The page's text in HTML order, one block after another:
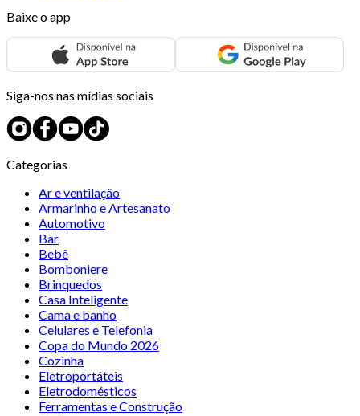
Baixe o app
Siga-nos nas mídias sociais
Categorias
Ar e ventilação
Armarinho e Artesanato
Automotivo
Bar
Bebê
Bomboniere
Brinquedos
Casa Inteligente
Cama e banho
Celulares e Telefonia
Copa do Mundo 2026
Cozinha
Eletroportáteis
Eletrodomésticos
Ferramentas e Construção